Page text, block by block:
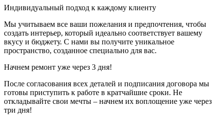
Индивидуальный подход к каждому клиенту
Мы учитываем все ваши пожелания и предпочтения, чтобы
создать интерьер, который идеально соответствует вашему
вкусу и бюджету. С нами вы получите уникальное
пространство, созданное специально для вас.
Начнем ремонт уже через 3 дня!
После согласования всех деталей и подписания договора мы
готовы приступить к работе в кратчайшие сроки. Не
откладывайте свои мечты – начнем их воплощение уже через
три дня!